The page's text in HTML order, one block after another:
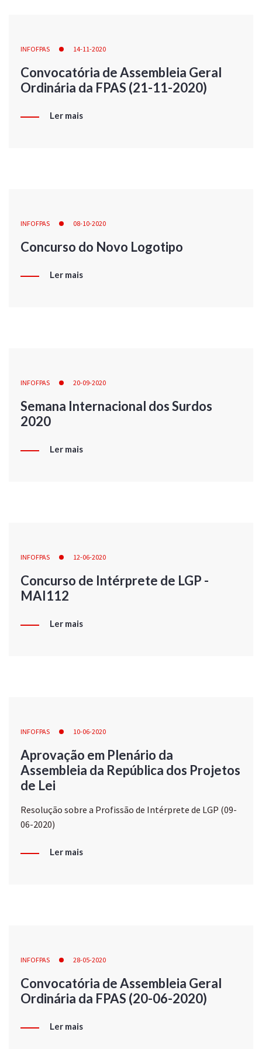
INFOFPAS 14-11-2020
Convocatória de Assembleia Geral
Ordinária da FPAS (21-11-2020)
Ler mais
INFOFPAS 08-10-2020
Concurso do Novo Logotipo
Ler mais
INFOFPAS 20-09-2020
Semana Internacional dos Surdos
2020
Ler mais
INFOFPAS 12-06-2020
Concurso de Intérprete de LGP -
MAI112
Ler mais
INFOFPAS 10-06-2020
Aprovação em Plenário da
Assembleia da República dos Projetos
de Lei
Resolução sobre a Profissão de Intérprete de LGP (09-
06-2020)
Ler mais
INFOFPAS 28-05-2020
Convocatória de Assembleia Geral
Ordinária da FPAS (20-06-2020)
Ler mais